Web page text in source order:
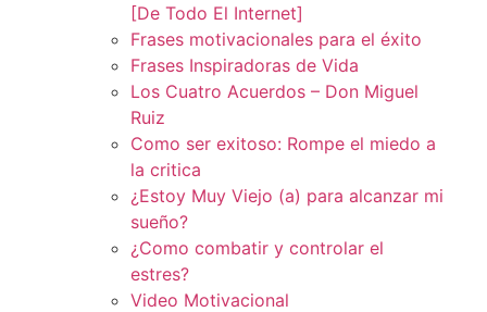
[De Todo El Internet]
Frases motivacionales para el éxito
Frases Inspiradoras de Vida
Los Cuatro Acuerdos – Don Miguel
Ruiz
Como ser exitoso: Rompe el miedo a
la critica
¿Estoy Muy Viejo (a) para alcanzar mi
sueño?
¿Como combatir y controlar el
estres?
Video Motivacional